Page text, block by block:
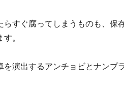
らすぐ腐ってしまうものも、保
。
を演出するアンチョビとナンプ